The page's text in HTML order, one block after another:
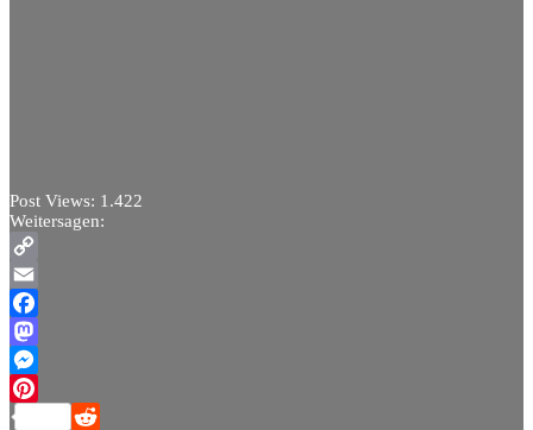
Post Views: 1.422
Weitersagen:
Copy
Link
Email
Facebook
Mastodon
Messenger
Pinterest